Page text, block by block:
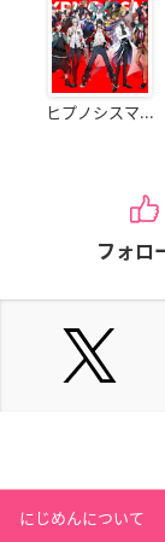
ヒプノシスマ...
フォロ
にじめんについて